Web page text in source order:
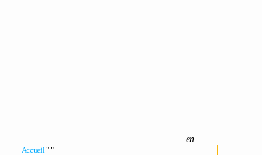
Accueil " "